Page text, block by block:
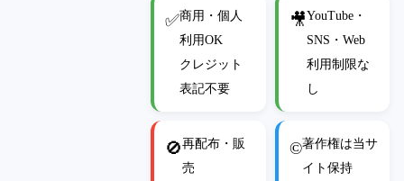
✅商用・個人
利用OK
クレジット
表記不要
🎥YouTube・
SNS・Web
利用制限な
し
🚫再配布・販
売
©著作権は当サ
イト保持